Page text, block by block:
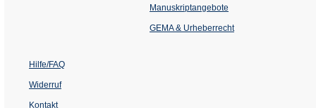
einem
Tab)
Manuskriptangebote
GEMA & Urheberrecht
Hilfe/FAQ
Widerruf
Kontakt